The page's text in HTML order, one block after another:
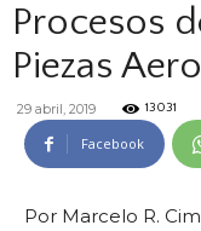
Procesos
Piezas
29 abril, 2019 13031
Facebook
Por Marcelo R.